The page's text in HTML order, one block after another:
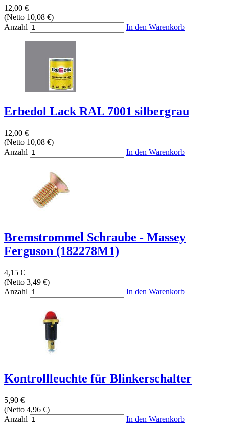
12,00 €
(Netto 10,08 €)
Anzahl
In den Warenkorb
Erbedol Lack RAL 7001 silbergrau
12,00 €
(Netto 10,08 €)
Anzahl
In den Warenkorb
Bremstrommel Schraube - Massey
Ferguson (182278M1)
4,15 €
(Netto 3,49 €)
Anzahl
In den Warenkorb
Kontrollleuchte für Blinkerschalter
5,90 €
(Netto 4,96 €)
Anzahl
In den Warenkorb